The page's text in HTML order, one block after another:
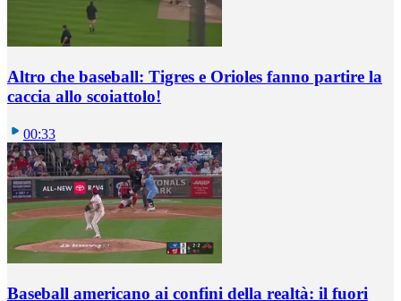
Altro che baseball: Tigres e Orioles fanno partire la
caccia allo scoiattolo!
00:33
Baseball americano ai confini della realtà: il fuori